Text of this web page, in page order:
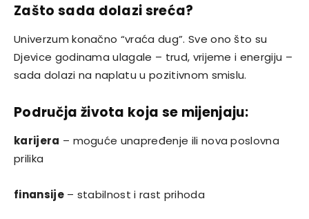
Zašto sada dolazi sreća?
Univerzum konačno “vraća dug”. Sve ono što su
Djevice godinama ulagale – trud, vrijeme i energiju –
sada dolazi na naplatu u pozitivnom smislu.
Područja života koja se mijenjaju:
karijera – moguće unapređenje ili nova poslovna
prilika
finansije– stabilnost i rast prihoda